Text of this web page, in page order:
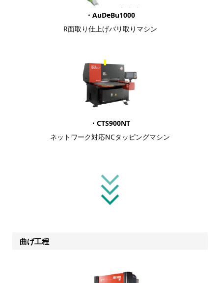
・AuDeBu1000
R面取り仕上げバリ取りマシン
・CTS900NT
ネットワーク対応NCタッピングマシン
曲げ工程